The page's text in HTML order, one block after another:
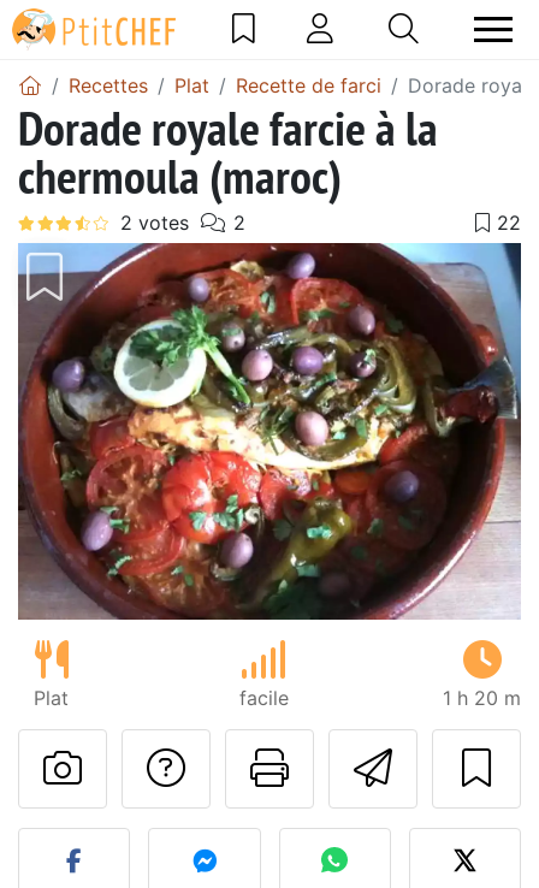
Recettes Plat Recette de farci Dorade
Dorade royale farcie à la
chermoula (maroc)
Plat facile 1 h 20 m
Imprimer
Poser une
Publier votre photo de